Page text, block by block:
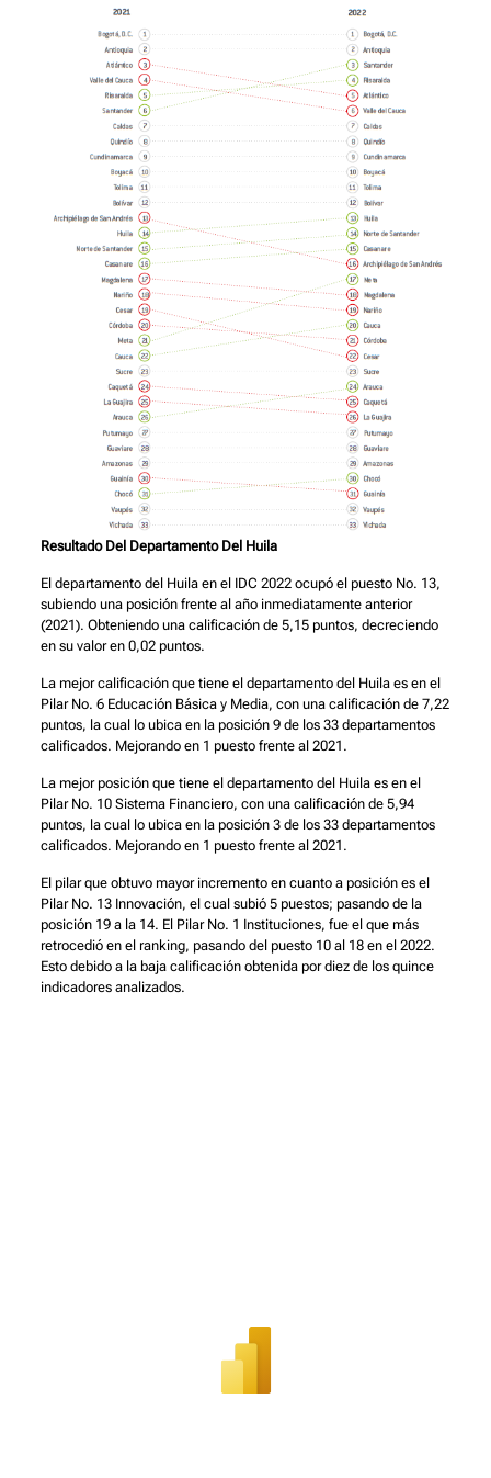
Resultado Del Departamento Del Huila
El departamento del Huila en el IDC 2022 ocupó el puesto No. 13,
subiendo una posición frente al año inmediatamente anterior
(2021). Obteniendo una calificación de 5,15 puntos, decreciendo
en su valor en 0,02 puntos.
La mejor calificación que tiene el departamento del Huila es en el
Pilar No. 6 Educación Básica y Media, con una calificación de 7,22
puntos, la cual lo ubica en la posición 9 de los 33 departamentos
calificados. Mejorando en 1 puesto frente al 2021.
La mejor posición que tiene el departamento del Huila es en el
Pilar No. 10 Sistema Financiero, con una calificación de 5,94
puntos, la cual lo ubica en la posición 3 de los 33 departamentos
calificados. Mejorando en 1 puesto frente al 2021.
El pilar que obtuvo mayor incremento en cuanto a posición es el
Pilar No. 13 Innovación, el cual subió 5 puestos; pasando de la
posición 19 a la 14. El Pilar No. 1 Instituciones, fue el que más
retrocedió en el ranking, pasando del puesto 10 al 18 en el 2022.
Esto debido a la baja calificación obtenida por diez de los quince
indicadores analizados.